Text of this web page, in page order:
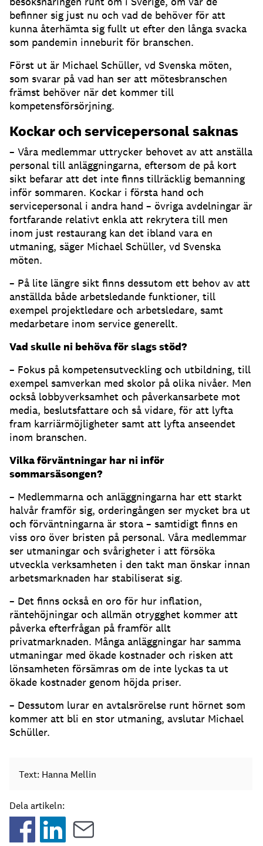
befinner sig just nu och vad de behöver för att
kunna återhämta sig fullt ut efter den långa svacka
som pandemin inneburit för branschen.
Först ut är Michael Schüller, vd Svenska möten,
som svarar på vad han ser att mötesbranschen
främst behöver när det kommer till
kompetensförsörjning.
Kockar och servicepersonal saknas
– Våra medlemmar uttrycker behovet av att anställa
personal till anläggningarna, eftersom de på kort
sikt befarar att det inte finns tillräcklig bemanning
inför sommaren. Kockar i första hand och
servicepersonal i andra hand – övriga avdelningar är
fortfarande relativt enkla att rekrytera till men
inom just restaurang kan det ibland vara en
utmaning, säger Michael Schüller, vd Svenska
möten.
– På lite längre sikt finns dessutom ett behov av att
anställda både arbetsledande funktioner, till
exempel projektledare och arbetsledare, samt
medarbetare inom service generellt.
Vad skulle ni behöva för slags stöd?
– Fokus på kompetensutveckling och utbildning, till
exempel samverkan med skolor på olika nivåer. Men
också lobbyverksamhet och påverkansarbete mot
media, beslutsfattare och så vidare, för att lyfta
fram karriärmöjligheter samt att lyfta anseendet
inom branschen.
Vilka förväntningar har ni inför
sommarsäsongen?
– Medlemmarna och anläggningarna har ett starkt
halvår framför sig, orderingången ser mycket bra ut
och förväntningarna är stora – samtidigt finns en
viss oro över bristen på personal. Våra medlemmar
ser utmaningar och svårigheter i att försöka
utveckla verksamheten i den takt man önskar innan
arbetsmarknaden har stabiliserat sig.
– Det finns också en oro för hur inflation,
räntehöjningar och allmän otrygghet kommer att
påverka efterfrågan på framför allt
privatmarknaden. Många anläggningar har samma
utmaningar med ökade kostnader och risken att
lönsamheten försämras om de inte lyckas ta ut
ökade kostnader genom höjda priser.
– Dessutom lurar en avtalsrörelse runt hörnet som
kommer att bli en stor utmaning, avslutar Michael
Schüller.
Text: Hanna Mellin
Dela artikeln: